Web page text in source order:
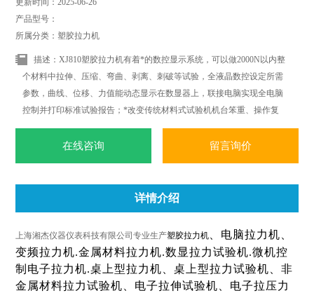
更新时间：2025-06-26
产品型号：
所属分类：塑胶拉力机
描述：XJ810塑胶拉力机有着*的数控显示系统，可以做2000N以内整
个材料中拉伸、压缩、弯曲、剥离、刺破等试验，全液晶数控设定所需
参数，曲线、位移、力值能动态显示在数显器上，联接电脑实现全电脑
控制并打印标准试验报告；*改变传统材料式试验机机台笨重、操作复
杂、性能单一之缺点。外观采用挤型封板及高级烤漆处理，更显美观大
在线咨询 留言询价
详情介绍
上海湘杰仪器仪表科技有限公司专业生产塑胶拉力机
、电脑拉力机、
变频拉力机.金属材料拉力机.数显拉力试验机.微机控
制电子拉力机.桌上型拉力机、桌上型拉力试验机、非
金属材料拉力试验机、电子拉伸试验机、电子拉压力